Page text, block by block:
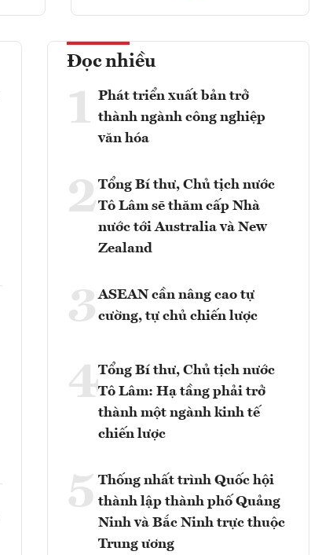
Đọc nhiều
1 Phát triển xuất bản trở
thành ngành công nghiệp
văn hóa
2Tổng Bí thư, Chủ tịch nước
Tô Lâm sẽ thăm cấp Nhà
nước tới Australia và New
Zealand
3 ASEAN cần nâng cao tự
cường, tự chủ chiến lược
4Tổng Bí thư, Chủ tịch nước
Tô Lâm: Hạ tầng phải trở
thành một ngành kinh tế
chiến lược
5 Thống nhất trình Quốc hội
thành lập thành phố Quảng
Ninh và Bắc Ninh trực thuộc
Trung ương